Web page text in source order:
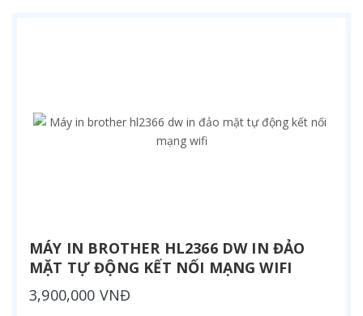
MÁY IN BROTHER HL2366 DW IN ĐẢO
MẶT TỰ ĐỘNG KẾT NỐI MẠNG WIFI
3,900,000 VNĐ